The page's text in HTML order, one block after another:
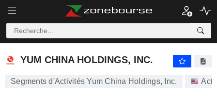
YUM CHINA HOLDINGS, INC.
YUM CHINA HOLDINGS, INC.
Segments d'Activités Yum China Holdings, Inc.